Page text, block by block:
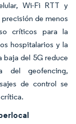
Wi-Fi RTT y
de menos
críticos para la
hospitalarios y la
baja del 5G reduce
del geofencing,
de control se